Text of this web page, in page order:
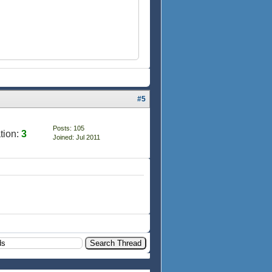
#5
3
Posts: 105
Joined: Jul 2011